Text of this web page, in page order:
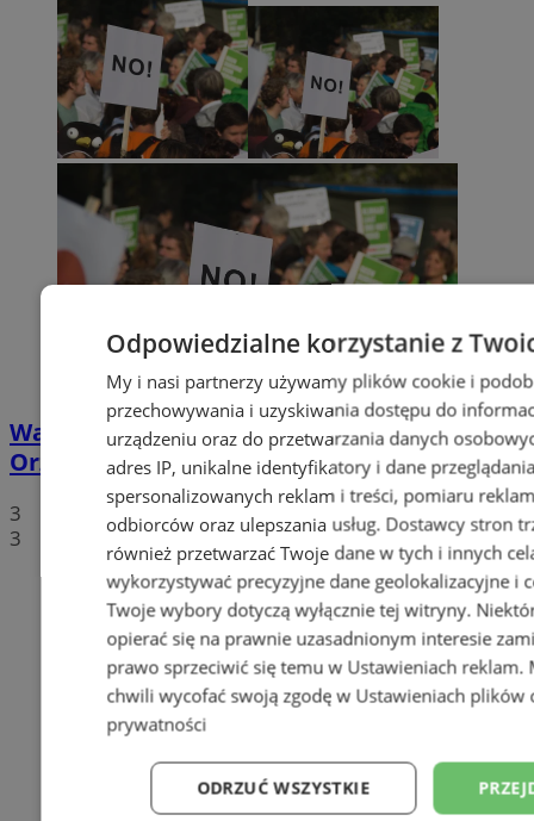
Walentynkowy protest mieszkańców
Orzesza. Rynek będzie zablokowany!
3
3
Odpowiedzialne korzystanie z
My i nasi partnerzy używamy plików cookie i
przechowywania i uzyskiwania dostępu do
urządzeniu oraz do przetwarzania danych
adres IP, unikalne identyfikatory i dane
spersonalizowanych reklam i treści, pomiaru
odbiorców oraz ulepszania usług. Dostawcy stron
również przetwarzać Twoje dane w tych i innych
wykorzystywać precyzyjne dane geolokalizacyjne i
Twoje wybory dotyczą wyłącznie tej witryny.
opierać się na prawnie uzasadnionym interesie
prawo sprzeciwić się temu w Ustawieniach reklam.
chwili wycofać swoją zgodę w Ustawieniach plików
prywatności
ODRZUĆ WSZYSTKIE